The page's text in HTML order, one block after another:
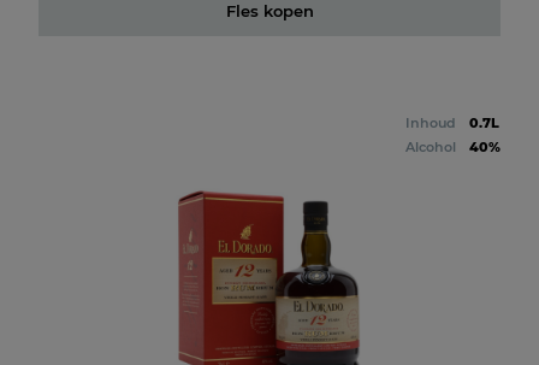
Fles kopen
Inhoud
0.7L
Alcohol
40%